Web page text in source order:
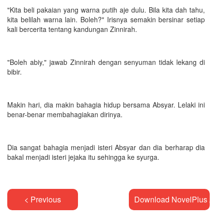
"Kita beli pakaian yang warna putih aje dulu. Bila kita dah tahu,
kita belilah warna lain. Boleh?" Irisnya semakin bersinar setiap
kali bercerita tentang kandungan Zinnirah.
"Boleh abiy," jawab Zinnirah dengan senyuman tidak lekang di
bibir.
Makin hari, dia makin bahagia hidup bersama Absyar. Lelaki ini
benar-benar membahagiakan dirinya.
Dia sangat bahagia menjadi isteri Absyar dan dia berharap dia
bakal menjadi isteri jejaka itu sehingga ke syurga.
< Previous Download NovelPlus